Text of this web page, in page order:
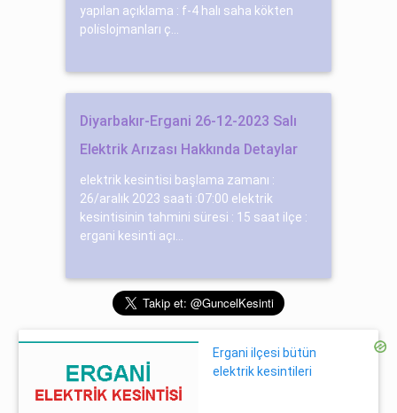
yapılan açıklama : f-4 halı saha kökten
poli̇slojmanları ç...
Diyarbakır-Ergani 26-12-2023 Salı
Elektrik Arızası Hakkında Detaylar
elektrik kesintisi başlama zamanı :
26/aralık 2023 saati :07:00 elektrik
kesintisinin tahmini süresi : 15 saat ilçe :
ergani kesinti açı...
Ergani ilçesi bütün
elektrik kesintileri